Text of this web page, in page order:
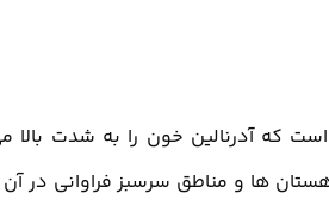
که آدرنالین خون را به شدت بالا
ها و مناطق سرسبز فراوانی در آن